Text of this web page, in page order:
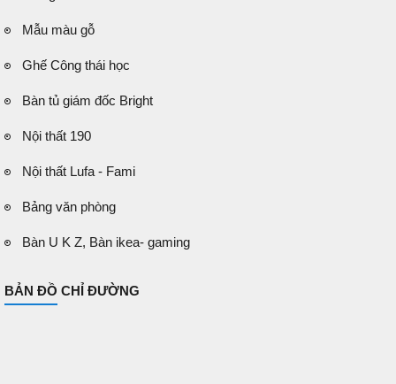
Mẫu màu gỗ
Ghế Công thái học
Bàn tủ giám đốc Bright
Nội thất 190
Nội thất Lufa - Fami
Bảng văn phòng
Bàn U K Z, Bàn ikea- gaming
BẢN ĐỒ CHỈ ĐƯỜNG